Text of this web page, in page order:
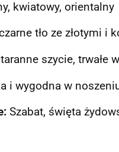
kwiatowy, orientalny
tło ze złotymi i
szycie, trwałe
i wygodna w
Szabat, święta